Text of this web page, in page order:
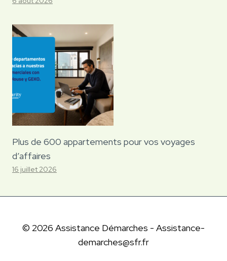
Plus de 600 appartements pour vos voyages
d’affaires
16 juillet 2026
© 2026 Assistance Démarches - Assistance-
demarches@sfr.fr